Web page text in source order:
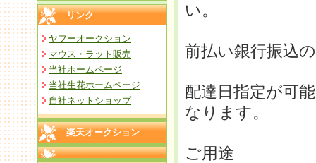
リンク
ヤフーオークション
マウス・ラット販売
当社ホームページ
当社生花ホームページ
自社ネットショップ
楽天オークション
い。
前払い銀行振込
配達日指定が可
なります。
ご用途